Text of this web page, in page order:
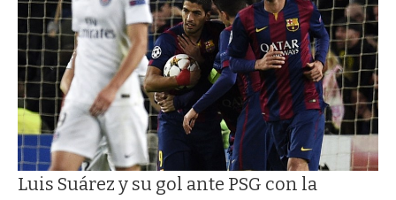
Luis Suárez y su gol ante PSG con la